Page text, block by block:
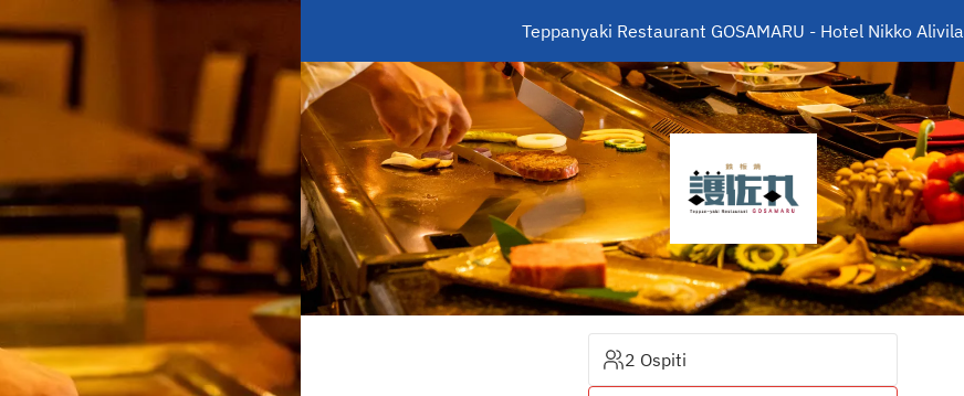
Teppanyaki Restaurant GOSAMARU - Hotel Nikko Alivila
2 Ospiti